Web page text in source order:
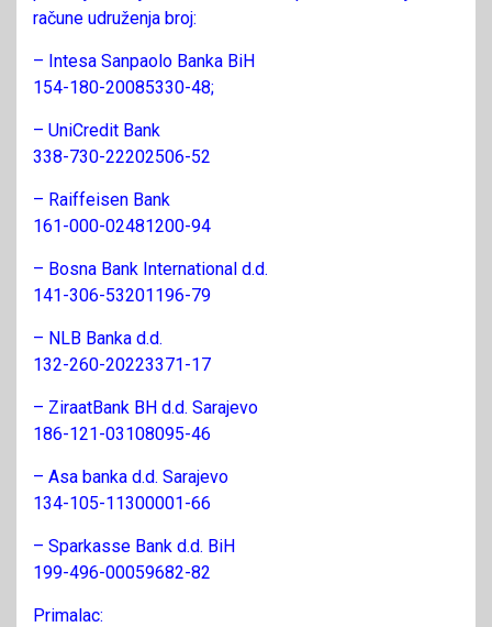
račune udruženja broj:
– Intesa Sanpaolo Banka BiH
154-180-20085330-48;
– UniCredit Bank
338-730-22202506-52
– Raiffeisen Bank
161-000-02481200-94
– Bosna Bank International d.d.
141-306-53201196-79
– NLB Banka d.d.
132-260-20223371-17
– ZiraatBank BH d.d. Sarajevo
186-121-03108095-46
– Asa banka d.d. Sarajevo
134-105-11300001-66
– Sparkasse Bank d.d. BiH
199-496-00059682-82
Primalac: